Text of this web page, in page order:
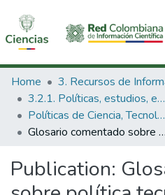
Communities & Collections
All of DSpace
Statistics
Home
3.2.1. Políticas, estudios, evaluaciones e indicadores de CTeI
Políticas de Ciencia, Tecnología e Innovación
Glosario comentado sobre política tecnológica.
Publication: